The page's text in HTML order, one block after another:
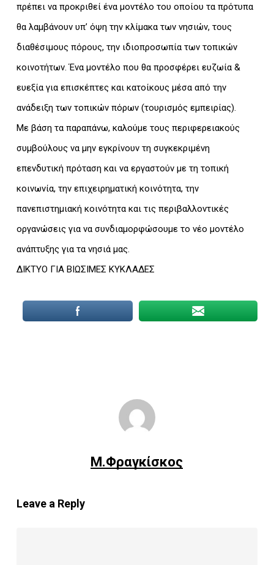
πρέπει να προκριθεί ένα μοντέλο του οποίου τα πρότυπα
θα λαμβάνουν υπ’ όψη την κλίμακα των νησιών, τους
διαθέσιμους πόρους, την ιδιοπροσωπία των τοπικών
κοινοτήτων. Ένα μοντέλο που θα προσφέρει ευζωία &
ευεξία για επισκέπτες και κατοίκους μέσα από την
ανάδειξη των τοπικών πόρων (τουρισμός εμπειρίας).
Με βάση τα παραπάνω, καλούμε τους περιφερειακούς
συμβούλους να μην εγκρίνουν τη συγκεκριμένη
επενδυτική πρόταση και να εργαστούν με τη τοπική
κοινωνία, την επιχειρηματική κοινότητα, την
πανεπιστημιακή κοινότητα και τις περιβαλλοντικές
οργανώσεις για να συνδιαμορφώσουμε το νέο μοντέλο
ανάπτυξης για τα νησιά μας.
ΔΙΚΤΥΟ ΓΙΑ ΒΙΩΣΙΜΕΣ ΚΥΚΛΑΔΕΣ
Μ.Φραγκίσκος
Leave a Reply